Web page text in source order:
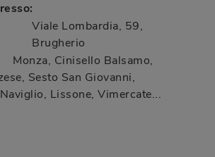
Viale Lombardia, 59,
Brugherio
Monza, Cinisello Balsamo,
Sesto San Giovanni,
Lissone, Vimercate...